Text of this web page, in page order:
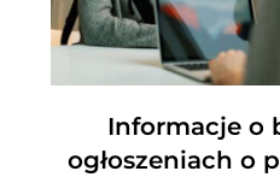
Informacje o
ogłoszeniach o